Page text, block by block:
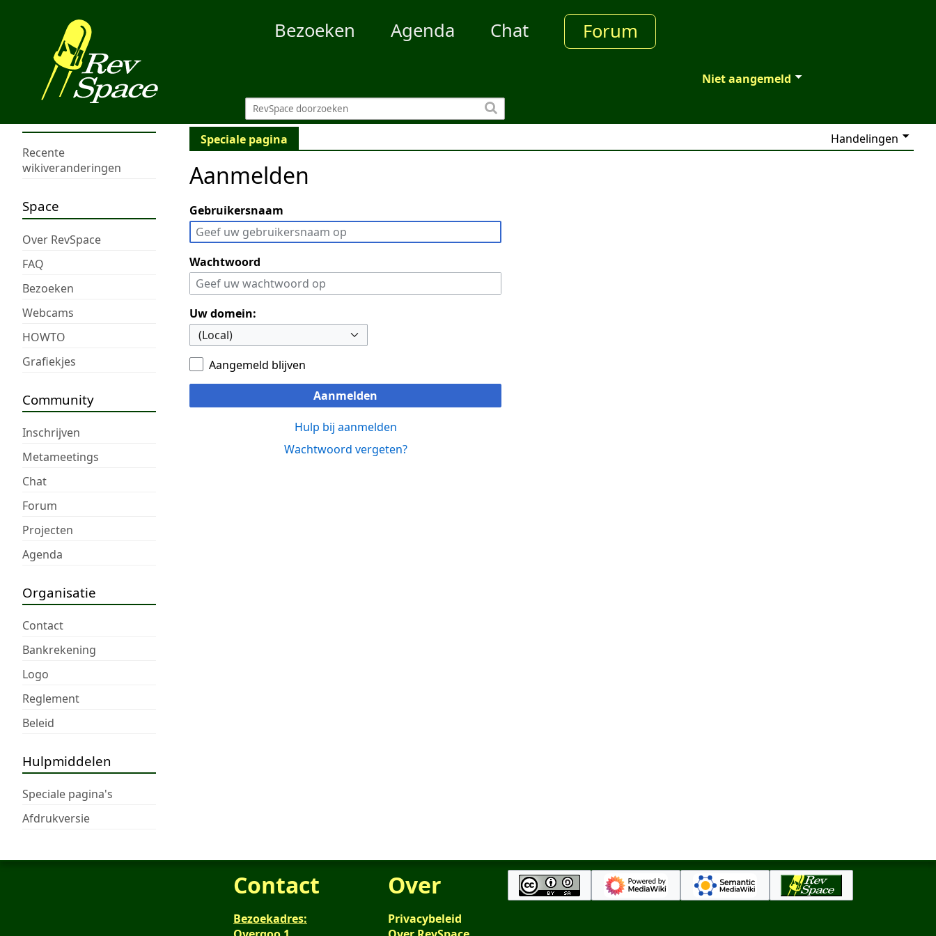
Bezoeken Agenda Chat Forum
Niet aangemeld
Recente
wikiveranderingen
Space
Over RevSpace
FAQ
Bezoeken
Webcams
HOWTO
Grafiekjes
Community
Inschrijven
Metameetings
Chat
Forum
Projecten
Agenda
Organisatie
Contact
Bankrekening
Logo
Reglement
Beleid
Hulpmiddelen
Speciale pagina's
Afdrukversie
Speciale pagina Handelingen
Aanmelden
Gebruikersnaam
Wachtwoord
Uw domein:
Aangemeld blijven
Aanmelden
Hulp bij aanmelden
Wachtwoord vergeten?
Contact
Bezoekadres:
Over
Privacybeleid